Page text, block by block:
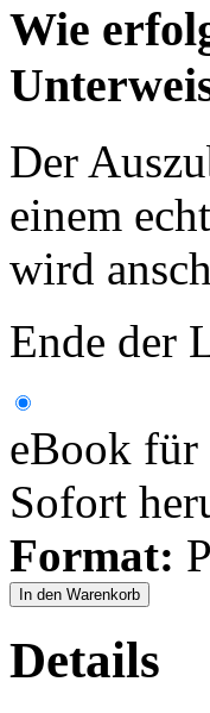
Wie
Der
einem
wird
Ende der
eBook für
Sofort
Format:
In den Warenkorb
Details